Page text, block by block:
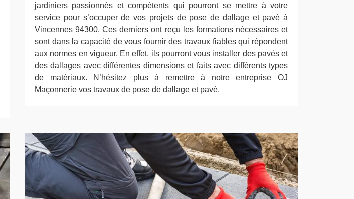
jardiniers passionnés et compétents qui pourront se mettre à votre
service pour s’occuper de vos projets de pose de dallage et pavé à
Vincennes 94300. Ces derniers ont reçu les formations nécessaires et
sont dans la capacité de vous fournir des travaux fiables qui répondent
aux normes en vigueur. En effet, ils pourront vous installer des pavés et
des dallages avec différentes dimensions et faits avec différents types
de matériaux. N’hésitez plus à remettre à notre entreprise OJ
Maçonnerie vos travaux de pose de dallage et pavé.